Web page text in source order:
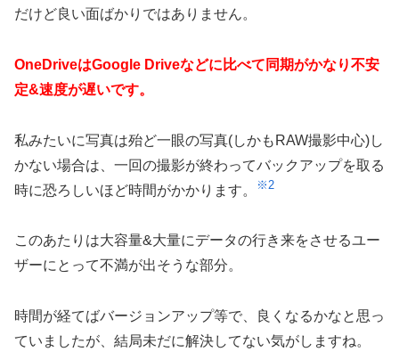
だけど良い面ばかりではありません。
OneDriveはGoogle Driveなどに比べて同期がかなり不安
定&速度が遅いです。
私みたいに写真は殆ど一眼の写真(しかもRAW撮影中心)し
かない場合は、一回の撮影が終わってバックアップを取る
時に恐ろしいほど時間がかかります。
※2
このあたりは大容量&大量にデータの行き来をさせるユー
ザーにとって不満が出そうな部分。
時間が経てばバージョンアップ等で、良くなるかなと思っ
ていましたが、結局未だに解決してない気がしますね。